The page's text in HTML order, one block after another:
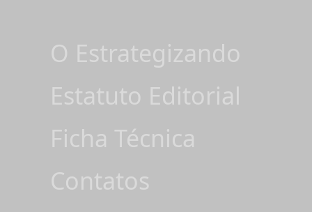
O Estrategizando
Estatuto Editorial
Ficha Técnica
Contatos